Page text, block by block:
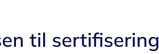
til sertifisering